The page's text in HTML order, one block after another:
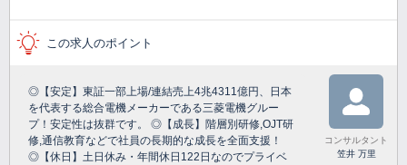
この求人のポイント
◎【安定】東証一部上場/連結売上4兆4311億円、日本
を代表する総合電機メーカーである三菱電機グルー
プ！安定性は抜群です。 ◎【成長】階層別研修,OJT研
修,通信教育などで社員の長期的な成長を全面支援！
◎【休日】土日休み・年間休日122日なのでプライベ
コンサルタント
笠井 万里